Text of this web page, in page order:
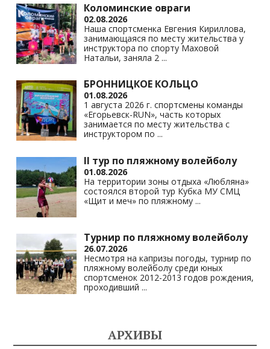
Коломинские овраги
02.08.2026
Наша спортсменка Евгения Кириллова,
занимающаяся по месту жительства у
инструктора по спорту Маховой
Натальи, заняла 2 ...
БРОННИЦКОЕ КОЛЬЦО
01.08.2026
1 августа 2026 г. спортсмены команды
«Егорьевск-RUN», часть которых
занимается по месту жительства с
инструктором по ...
II тур по пляжному волейболу
01.08.2026
На территории зоны отдыха «Любляна»
состоялся второй тур Кубка МУ СМЦ
«Щит и меч» по пляжному ...
Турнир по пляжному волейболу
26.07.2026
Несмотря на капризы погоды, турнир по
пляжному волейболу среди юных
спортсменок 2012-2013 годов рождения,
проходивший ...
АРХИВЫ